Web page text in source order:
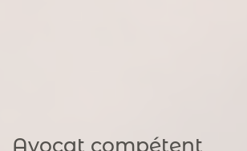
Avocat compétent